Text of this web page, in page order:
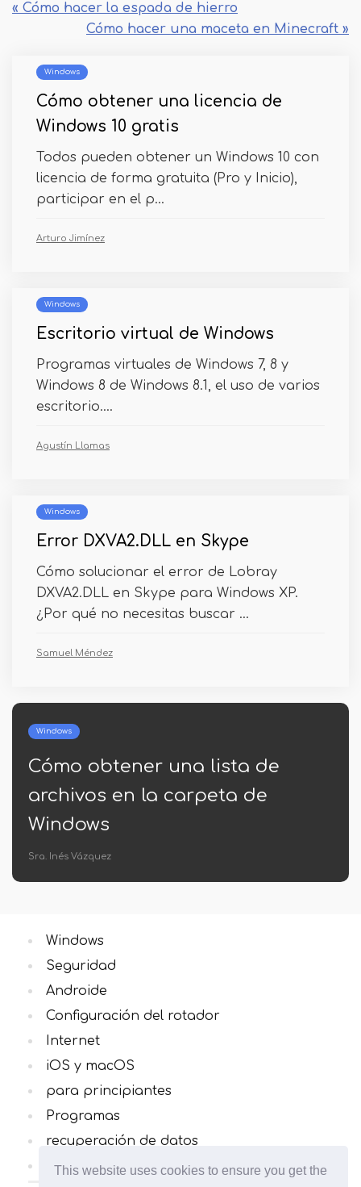
This website uses cookies to ensure you get the
« Cómo hacer la espada de hierro
Cómo hacer una maceta en Minecraft »
Windows
Cómo obtener una licencia de
Windows 10 gratis
Todos pueden obtener un Windows 10 con
licencia de forma gratuita (Pro y Inicio),
participar en el p...
Arturo Jimínez
Windows
Escritorio virtual de Windows
Programas virtuales de Windows 7, 8 y
Windows 8 de Windows 8.1, el uso de varios
escritorio....
Agustín Llamas
Windows
Error DXVA2.DLL en Skype
Cómo solucionar el error de Lobray
DXVA2.DLL en Skype para Windows XP.
¿Por qué no necesitas buscar ...
Samuel Méndez
Windows
Cómo obtener una lista de
archivos en la carpeta de
Windows
Sra. Inés Vázquez
Windows
Seguridad
Androide
Configuración del rotador
Internet
iOS y macOS
para principiantes
Programas
recuperación de datos
Todas las categorias